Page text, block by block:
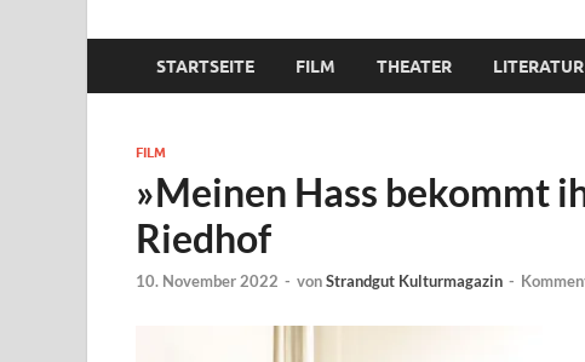
STARTSEITE FILM THEATER LITERATUR
FILM
»Meinen Hass bekommt
Riedhof
10. November 2022 - vonStrandgut Kulturmagazin -